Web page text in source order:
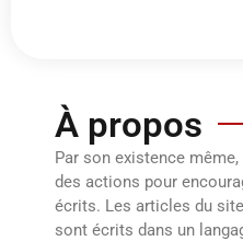
À propos
Par son existence
des actions pour
écrits. Les articles du
sont écrits dans un